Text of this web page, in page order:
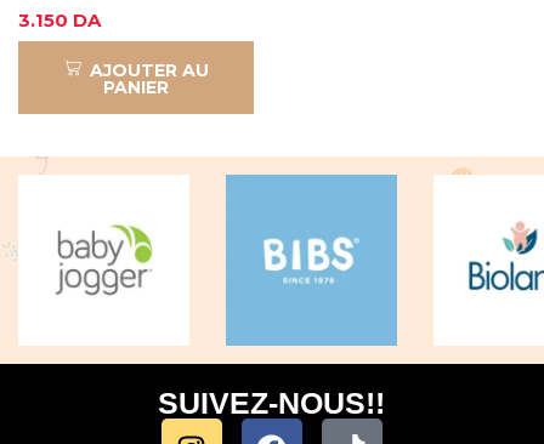
gingivale
3.150 DA
AJOUTER AU
PANIER
SUIVEZ-NOUS!!